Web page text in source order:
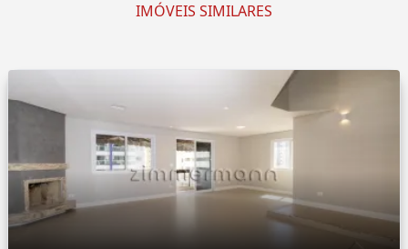
IMÓVEIS SIMILARES